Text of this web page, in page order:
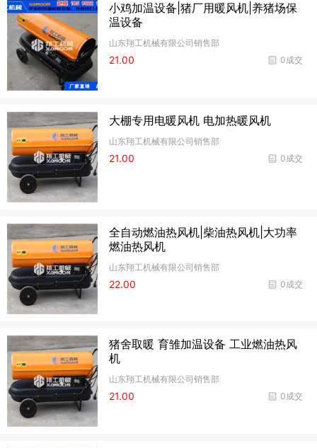
小鸡加温设备|猪厂用暖风机|养猪场保
温设备
山东翔工机械有限公司销售部
0成交
21.00
大棚专用电暖风机 电加热暖风机
山东翔工机械有限公司销售部
0成交
21.00
全自动燃油热风机|柴油热风机|大功率
燃油热风机
山东翔工机械有限公司销售部
0成交
22.00
猪舍取暖 育雏加温设备 工业燃油热风
机
山东翔工机械有限公司销售部
0成交
21.00